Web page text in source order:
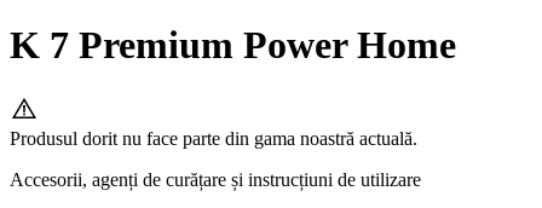
K 7 Premium Power Home
Produsul dorit nu face parte din gama noastră actuală.
Accesorii, agenți de curățare și instrucțiuni de utilizare